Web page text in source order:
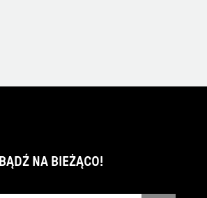
BĄDŹ NA BIEŻĄCO!